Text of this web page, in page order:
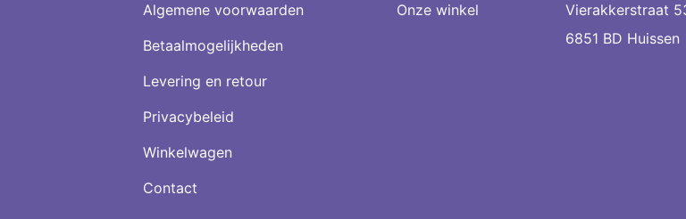
Labradoriet
Labradoriet blauw – Blauwe
Labradoriet goud – Goud
Lapis Lazuli
Larimar
Lavasteen
Algemene voorwaarden
Betaalmogelijkheden
Levering en retour
Privacybeleid
Winkelwagen
Contact
Onze winkel
Vierakkerstraat
6851 BD Huissen